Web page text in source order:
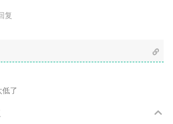
复
了